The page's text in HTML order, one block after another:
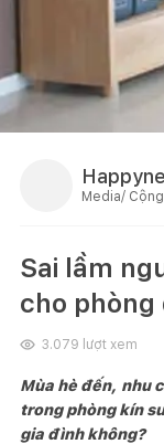
Media/
Sai lầm
cho phòng
3.079 lượt xem
Mùa hè đến, nhu
trong phòng kín
gia đình không?